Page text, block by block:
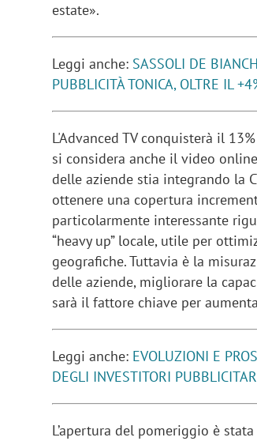
estate».
Leggi anche: SASSOLI DE
PUBBLICITÀ TONICA, OLTRE IL
L'Advanced TV conquisterà il
si considera anche il video
delle aziende stia integrando la
ottenere una copertura
particolarmente interessante
“heavy up” locale, utile per
geografiche. Tuttavia è la
delle aziende, migliorare la
sarà il fattore chiave per
Leggi anche: EVOLUZIONI E
DEGLI INVESTITORI
L’apertura del pomeriggio è